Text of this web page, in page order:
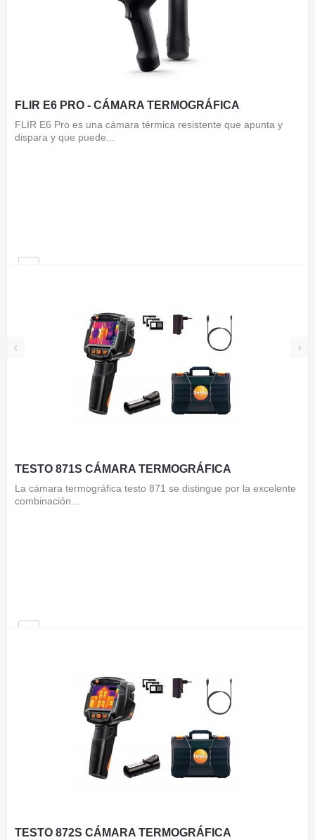
‹ ›
FLIR E6 PRO - CÁMARA TERMOGRÁFICA
FLIR E6 Pro es una cámara térmica resistente que apunta y
dispara y que puede...
TESTO 871S CÁMARA TERMOGRÁFICA
La cámara termográfica testo 871 se distingue por la excelente
combinación...
TESTO 872S CÁMARA TERMOGRÁFICA